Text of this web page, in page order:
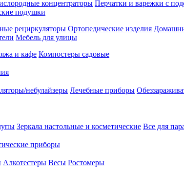
концентраторы Перчатки и варежки с
подушки
рециркуляторы Ортопедические изделия
Мебель для улицы
и кафе Компостеры садовые
небулайзеры Лечебные приборы
Зеркала настольные и косметические Все для
приборы
Алкотестеры Весы Ростомеры